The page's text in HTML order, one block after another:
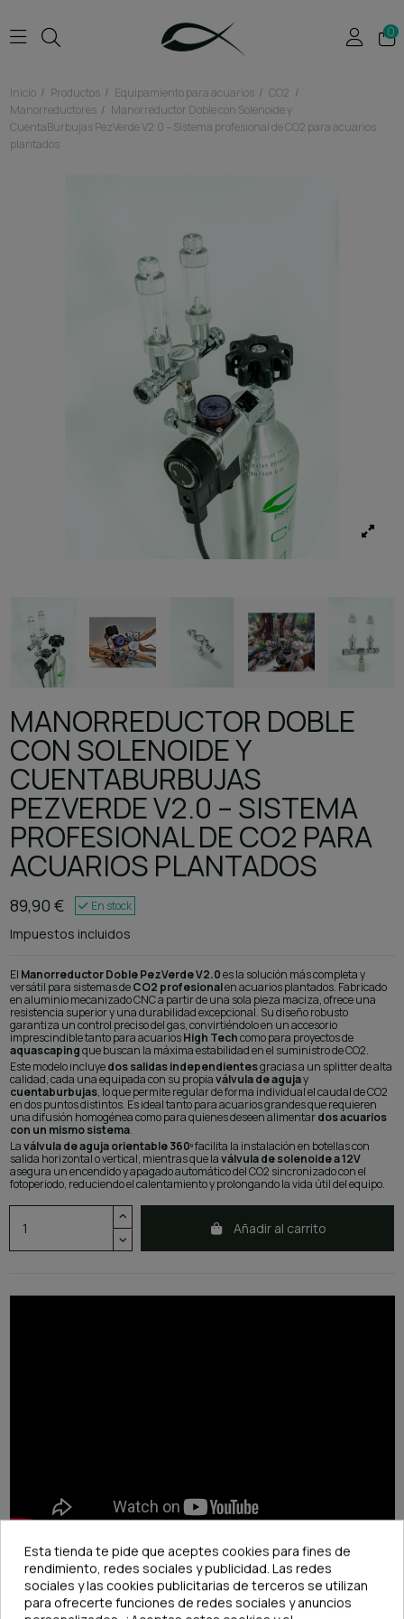
0
Inicio Productos Equipamiento para acuarios
CO2
Manorreductores
Manorreductor Doble con Solenoide y
CuentaBurbujas PezVerde V2.0 – Sistema profesional de CO2 para acuarios
plantados
MANORREDUCTOR DOBLE
CON SOLENOIDE Y
CUENTABURBUJAS
PEZVERDE V2.0 – SISTEMA
PROFESIONAL DE CO2 PARA
ACUARIOS PLANTADOS
89,90 € En stock
Impuestos incluidos
El Manorreductor Doble PezVerde V2.0es la solución más completa y
versátil para sistemas deCO2 profesionalen acuarios plantados. Fabricado
en aluminio mecanizado CNC a partir de una sola pieza maciza, ofrece una
resistencia superior y una durabilidad excepcional. Su diseño robusto
garantiza un control preciso del gas, convirtiéndolo en un accesorio
imprescindible tanto para acuariosHigh Techcomo para proyectos de
aquascapingque buscan la máxima estabilidad en el suministro de CO2.
Este modelo incluyedos salidas independientesgracias a un splitter de alta
calidad, cada una equipada con su propiaválvula de agujay
cuentaburbujas, lo que permite regular de forma individual el caudal de CO2
en dos puntos distintos. Es ideal tanto para acuarios grandes que requieren
una difusión homogénea como para quienes deseen alimentardos acuarios
con un mismo sistema.
Laválvula de aguja orientable 360ºfacilita la instalación en botellas con
salida horizontal o vertical, mientras que laválvula de solenoide a 12V
asegura un encendido y apagado automático del CO2 sincronizado con el
fotoperiodo, reduciendo el calentamiento y prolongando la vida útil del equipo.
Añadir al carrito
Esta tienda te pide que aceptes cookies para fines de
rendimiento, redes sociales y publicidad. Las redes
sociales y las cookies publicitarias de terceros se utilizan
para ofrecerte funciones de redes sociales y anuncios